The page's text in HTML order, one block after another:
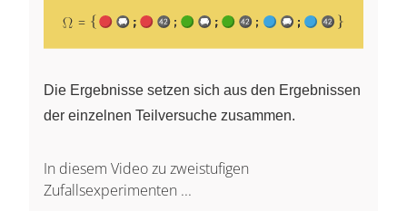
Die Ergebnisse setzen sich aus den Ergebnissen
der einzelnen Teilversuche zusammen.
In diesem Video zu zweistufigen
Zufallsexperimenten ...